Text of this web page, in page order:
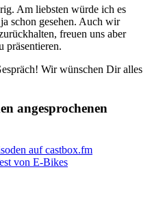
Am liebsten würde ich es
schon gesehen. Auch wir
freuen uns aber
präsentieren.
Wir wünschen Dir alles
angesprochenen
auf castbox.fm
von E-Bikes